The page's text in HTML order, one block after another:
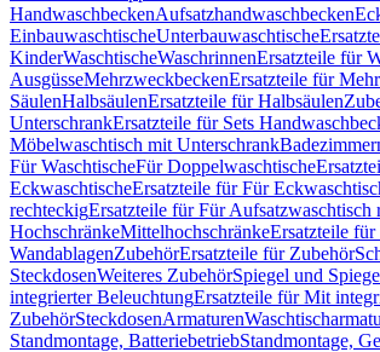
HandwaschbeckenAufsatzhandwaschbecken
EinbauwaschtischeUnterbauwaschtische
KinderWaschtischeWaschrinnenErsatzteile für
AusgüsseMehrzweckbeckenErsatzteile für
SäulenHalbsäulenErsatzteile für Halbsäulen
UnterschrankErsatzteile für Sets
Möbelwaschtisch mit Unterschrank
Für WaschtischeFür Doppelwaschtische
EckwaschtischeErsatzteile für Für
rechteckigErsatzteile für Für Aufsatzwaschtisch
HochschränkeMittelhochschränkeErsatzteile
WandablagenZubehörErsatzteile für Zubehör
SteckdosenWeiteres ZubehörSpiegel und
integrierter BeleuchtungErsatzteile für Mit
ZubehörSteckdosenArmaturen
Standmontage, BatteriebetriebStandmontage,